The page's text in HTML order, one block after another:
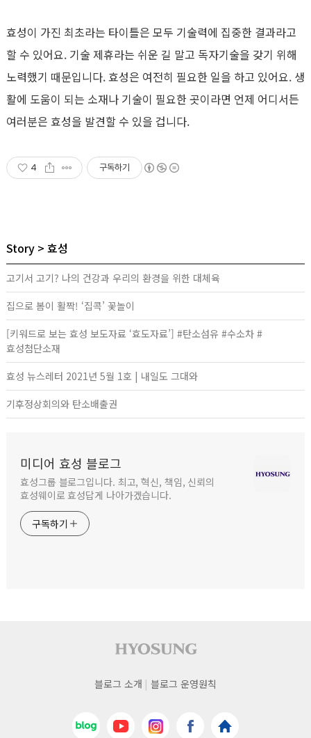
효성이 가진 최초라는 타이틀은 모두 기술력에 집중한 결과라고
할 수 있어요. 기술 제휴라는 쉬운 길 말고 독자기술을 갖기 위해
노력했기 때문입니다. 효성은 여전히 필요한 일을 하고 있어요. 생
활에 도움이 되는 소재나 기술이 필요한 곳이라면 언제 어디서든
여러분은 효성을 발견할 수 있을 겁니다.
4 구독하기
Story 효성
고기서 고기? 나의 건강과 우리의 환경을 위한 대체육
집으로 봄이 활짝! ‘집콕’ 꽃놀이
[키워드로 보는 효성 보도자료 ‘효도자료’] #탄소섬유 #수소차 #
효성첨단소재
효성 뉴스레터 2021년 5월 1호 | 내일도 그대와
기후정상회의와 탄소배출권
미디어 효성 블로그
효성그룹 블로그입니다. 최고, 혁신, 책임, 신뢰의
효성웨이로 효성답게 나아가겠습니다.
구독하기
사이트 푸터
푸터
블로그 소개 블로그 운영원칙
네이버블로그
유튜브
인스타그램페이스북 효성